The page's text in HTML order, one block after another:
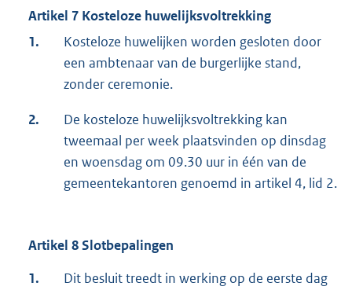
Artikel 7 Kosteloze huwelijksvoltrekking
1.
Kosteloze huwelijken worden gesloten door
een ambtenaar van de burgerlijke stand,
zonder ceremonie.
2.
De kosteloze huwelijksvoltrekking kan
tweemaal per week plaatsvinden op dinsdag
en woensdag om 09.30 uur in één van de
gemeentekantoren genoemd in artikel 4, lid 2.
Artikel 8 Slotbepalingen
1.
Dit besluit treedt in werking op de eerste dag